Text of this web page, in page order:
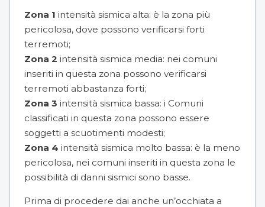
Zona 1 intensità sismica alta: è la zona più
pericolosa, dove possono verificarsi forti
terremoti;
Zona 2 intensità sismica media: nei comuni
inseriti in questa zona possono verificarsi
terremoti abbastanza forti;
Zona 3 intensità sismica bassa: i Comuni
classificati in questa zona possono essere
soggetti a scuotimenti modesti;
Zona 4 intensità sismica molto bassa: è la meno
pericolosa, nei comuni inseriti in questa zona le
possibilità di danni sismici sono basse.
Prima di procedere dai anche un’occhiata a